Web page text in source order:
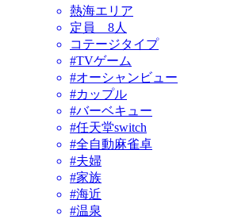
熱海エリア
定員 8人
コテージタイプ
#TVゲーム
#オーシャンビュー
#カップル
#バーベキュー
#任天堂switch
#全自動麻雀卓
#夫婦
#家族
#海近
#温泉